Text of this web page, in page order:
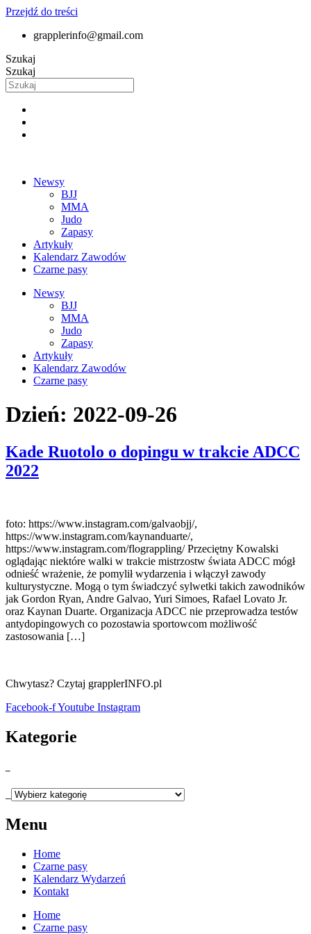
Przejdź do treści
grapplerinfo@gmail.com
Szukaj
Szukaj
Newsy
BJJ
MMA
Judo
Zapasy
Artykuły
Kalendarz Zawodów
Czarne pasy
Newsy
BJJ
MMA
Judo
Zapasy
Artykuły
Kalendarz Zawodów
Czarne pasy
Dzień: 2022-09-26
Kade Ruotolo o dopingu w trakcie ADCC
2022
foto: https://www.instagram.com/galvaobjj/,
https://www.instagram.com/kaynanduarte/,
https://www.instagram.com/flograppling/ Przeciętny Kowalski
oglądając niektóre walki w trakcie mistrzostw świata ADCC mógł
odnieść wrażenie, że pomylił wydarzenia i włączył zawody
kulturystyczne. Mogą o tym świadczyć sylwetki takich zawodników
jak Gordon Ryan, Andre Galvao, Yuri Simoes, Rafael Lovato Jr.
oraz Kaynan Duarte. Organizacja ADCC nie przeprowadza testów
antydopingowych co pozostawia sportowcom możliwość
zastosowania […]
Chwytasz? Czytaj grapplerINFO.pl
Facebook-fYoutube Instagram
Kategorie
Menu
Home
Czarne pasy
Kalendarz Wydarzeń
Kontakt
Home
Czarne pasy